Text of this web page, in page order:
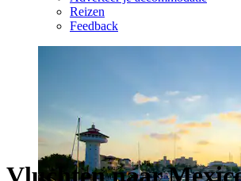
Reizen
Feedback